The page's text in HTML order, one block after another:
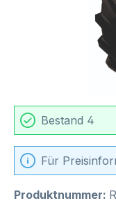
Bestand 4
Für
Produktnummer: